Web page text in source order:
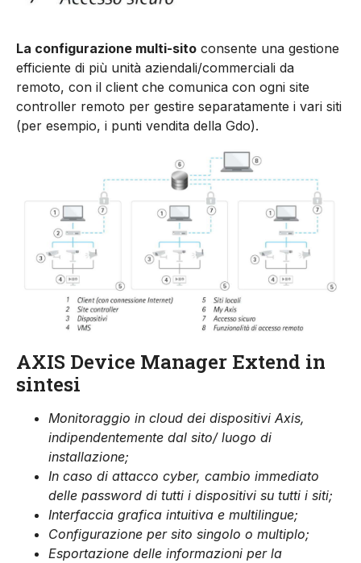
La configurazione multi-sito consente una gestione
efficiente di più unità aziendali/commerciali da
remoto, con il client che comunica con ogni site
controller remoto per gestire separatamente i vari siti
(per esempio, i punti vendita della Gdo).
AXIS Device Manager Ex­tend in
sintesi
Monitoraggio in cloud dei dispositivi Axis,
indipendentemente dal sito/ luogo di
installazione;
In caso di attacco cyber, cambio immediato
delle password di tutti i dispositivi su tutti i siti;
Interfaccia grafica intuitiva e multilingue;
Configurazione per sito singolo o multiplo;
Esportazione delle informazioni per la